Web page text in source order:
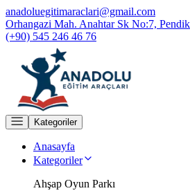
anadoluegitimaraclari@gmail.com
Orhangazi Mah. Anahtar Sk No:7,
(+90) 545 246 46 76
Kategoriler
Anasayfa
Kategoriler
Ahşap Oyun Parkı